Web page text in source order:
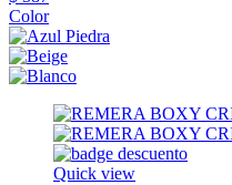
Color
Quick view